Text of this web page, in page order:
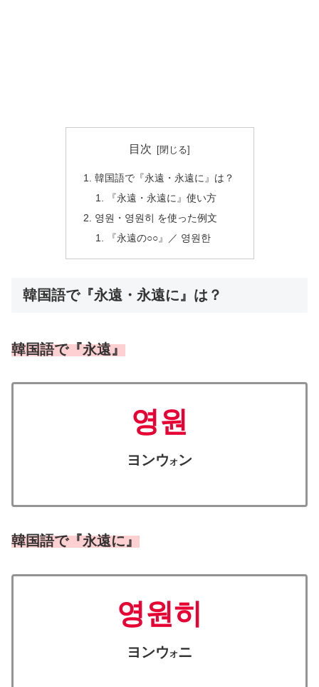
目次
韓国語で『永遠・永遠に』は？
『永遠・永遠に』使い方
영원・영원히 を使った例文
『永遠の○○』／ 영원한
韓国語で『永遠・永遠に』は？
韓国語で『永遠』
영원
ヨンウオ ン
韓国語で『永遠に』
영원히
ヨンウオニ